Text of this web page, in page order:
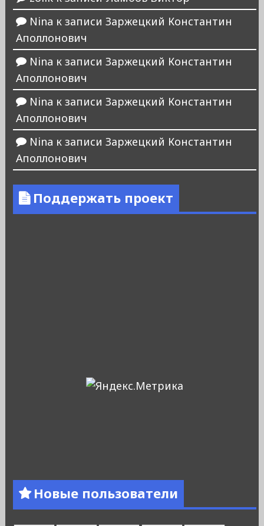
Nina к записи Заржецкий Константин
Аполлонович
Nina к записи Заржецкий Константин
Аполлонович
Nina к записи Заржецкий Константин
Аполлонович
Nina к записи Заржецкий Константин
Аполлонович
Поддержать проект
Новые пользователи